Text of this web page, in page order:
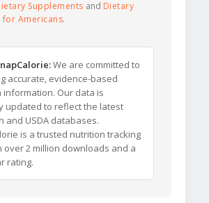
Supplements and Dietary
for Americans.
We are committed to
accurate, evidence-based
information. Our data is
updated to reflect the latest
and USDA databases.
is a trusted nutrition tracking
over 2 million downloads and a
rating.